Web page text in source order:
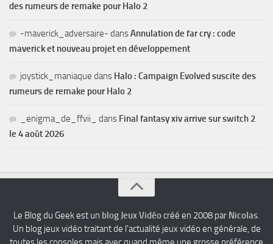
des rumeurs de remake pour Halo 2
-maverick_adversaire- dansAnnulation de far cry : code
maverick et nouveau projet en développement
joystick_maniaque dans Halo : Campaign Evolved suscite des
rumeurs de remake pour Halo 2
_enigma_de_ffvii_ dans Final fantasy xiv arrive sur switch 2
le 4 août 2026
Le Blog du Geek est un blog Jeux Vidéocréé en 2008 par Nicolas.
Un blog jeux vidéo traitant de l'actualité jeux vidéo en générale, de